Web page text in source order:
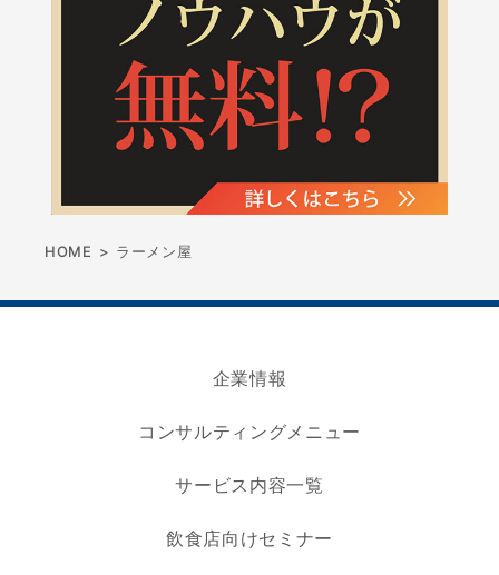
HOME > ラーメン屋
企業情報
コンサルティングメニュー
サービス内容一覧
飲食店向けセミナー